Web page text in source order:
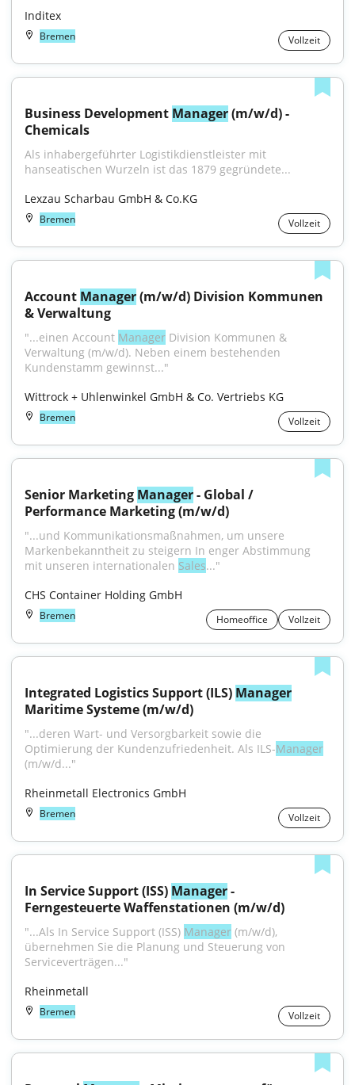
Inditex
Bremen Vollzeit
Business Development Manager (m/w/d) -
Chemicals
Als inhabergeführter Logistikdienstleister mit
hanseatischen Wurzeln ist das 1879 gegründete...
Lexzau Scharbau GmbH & Co.KG
Bremen Vollzeit
Account Manager (m/w/d) Division Kommunen
& Verwaltung
"...einen Account Manager Division Kommunen &
Verwaltung (m/w/d). Neben einem bestehenden
Kundenstamm gewinnst..."
Wittrock + Uhlenwinkel GmbH & Co. Vertriebs KG
Bremen Vollzeit
Senior Marketing Manager - Global /
Performance Marketing (m/w/d)
"...und Kommunikationsmaßnahmen, um unsere
Markenbekanntheit zu steigern In enger Abstimmung
mit unseren internationalen Sales..."
CHS Container Holding GmbH
Bremen Homeoffice Vollzeit
Integrated Logistics Support (ILS) Manager
Maritime Systeme (m/w/d)
"...deren Wart- und Versorgbarkeit sowie die
Optimierung der Kundenzufriedenheit. Als ILS-Manager
(m/w/d..."
Rheinmetall Electronics GmbH
Bremen Vollzeit
In Service Support (ISS) Manager -
Ferngesteuerte Waffenstationen (m/w/d)
"...Als In Service Support (ISS) Manager (m/w/d),
übernehmen Sie die Planung und Steuerung von
Serviceverträgen..."
Rheinmetall
Bremen Vollzeit